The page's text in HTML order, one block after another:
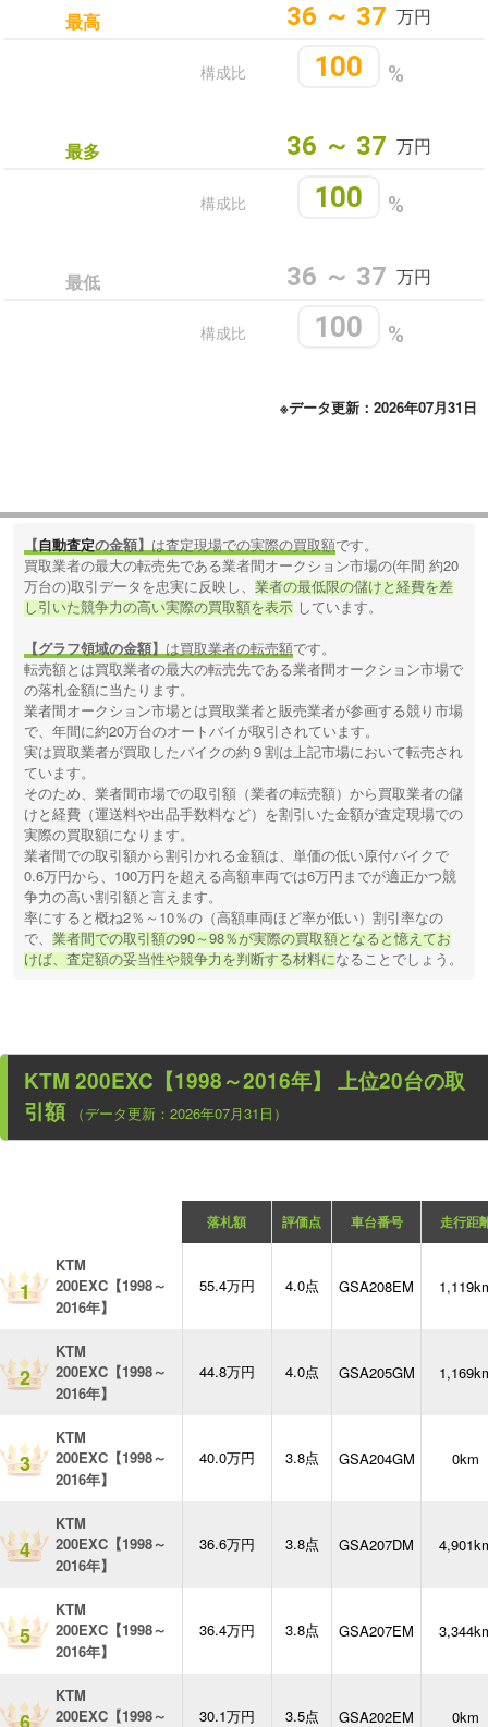
最高 36 ～ 37 万円
%
100
構成比
最多 36 ～ 37 万円
%
100
構成比
最低 36 ～ 37 万円
%
100
構成比
※データ更新：2026年07月31日
【自動査定の金額】 は査定現場での実際の買取額です。
買取業者の最大の転売先である業者間オークション市場の(年間 約20
万台の)取引データを忠実に反映し、業者の最低限の儲けと経費を差
し引いた競争力の高い実際の買取額を表示 しています。
【グラフ領域の金額】 は買取業者の転売額です。
転売額とは買取業者の最大の転売先である業者間オークション市場で
の落札金額に当たります。
業者間オークション市場とは買取業者と販売業者が参画する競り市場
で、年間に約20万台のオートバイが取引されています。
実は買取業者が買取したバイクの約９割は上記市場において転売され
ています。
そのため、業者間市場での取引額（業者の転売額）から買取業者の儲
けと経費（運送料や出品手数料など）を割引いた金額が査定現場での
実際の買取額になります。
業者間での取引額から割引かれる金額は、単価の低い原付バイクで
0.6万円から、100万円を超える高額車両では6万円までが適正かつ競
争力の高い割引額と言えます。
率にすると概ね2％～10％の（高額車両ほど率が低い）割引率なの
で、業者間での取引額の90～98％が実際の買取額となると憶えてお
けば、査定額の妥当性や競争力を判断する材料になることでしょう。
KTM 200EXC【1998～2016年】
引額
（データ更新：2026年07月31日）
落札額 評価点 車台番号 走行距
1
KTM
200EXC【1998～
2016年】
55.4万円 4.0点 GSA208EM
2
KTM
200EXC【1998～
2016年】
44.8万円 4.0点 GSA205GM
3
KTM
200EXC【1998～
2016年】
40.0万円 3.8点 GSA204GM 0km
4
KTM
200EXC【1998～
2016年】
36.6万円 3.8点 GSA207DM
5
KTM
200EXC【1998～
2016年】
36.4万円 3.8点 GSA207EM
KTM
200EXC【1998～
30.1万円 3.5点 GSA202EM 0km